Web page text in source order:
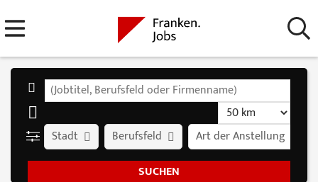
Stadt Art der Anstellung
Berufsfeld